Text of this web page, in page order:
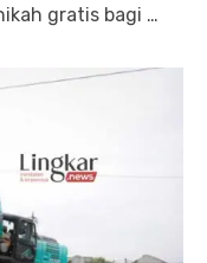
gratis bagi …